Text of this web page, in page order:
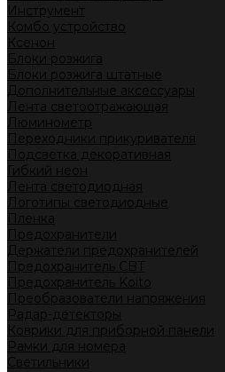
Инструмент
Комбо устройство
Ксенон
Блоки розжига
Блоки розжига штатные
Дополнительные аксессуары
Лента светоотражающая
Люминометр
Переходники прикуривателя
Подсветка декоративная
Гибкий неон
Лента светодиодная
Логотипы светодиодные
Пленка
Предохранители
Держатели предохранителей
Предохранитель CBT
Предохранитель Koito
Преобразователи напряжения
Радар-детекторы
Коврики для приборной панели
Рамки для номера
Светильники